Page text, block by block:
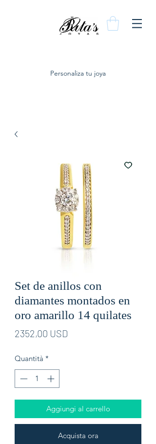
Personaliza tu joya
Set de anillos con
diamantes montados en
oro amarillo 14 quilates
2352,00 USD
Quantità *
Aggiungi al carrello
Acquista ora